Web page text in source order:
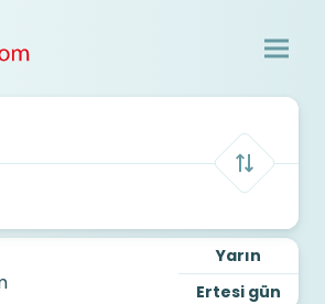
Yarın
Ertesi gün